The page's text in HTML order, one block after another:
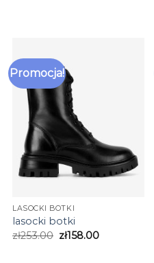
Promocja!
LASOCKI BOTKI
lasocki botki
zł253.00 zł158.00